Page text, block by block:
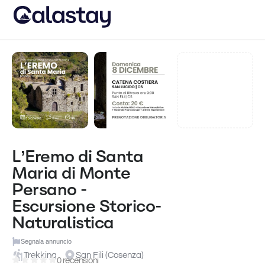
L’Eremo di Santa
Maria di Monte
Persano -
Escursione Storico-
Naturalistica
Segnala annuncio
Trekking San Fili (Cosenza)
0 recensioni